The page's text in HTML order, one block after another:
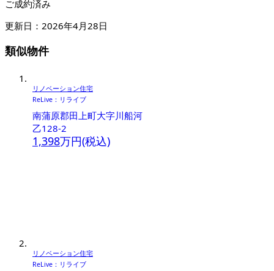
ご成約済み
更新日：2026年4月28日
類似物件
リノベーション住宅
ReLive：リライブ
南蒲原郡田上町大字川船河
乙128-2
1,398万円(税込)
リノベーション住宅
ReLive：リライブ